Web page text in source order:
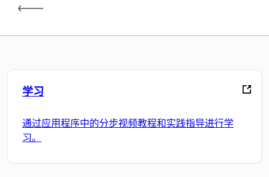
学习
通过应用程序中的分步视频教程和实践指导进行学
习。